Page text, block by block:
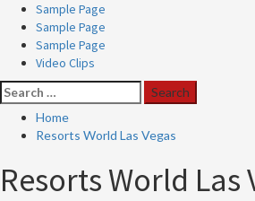
Sample Page
Sample Page
Sample Page
Video Clips
Search
for:
Home
Resorts World Las Vegas
Resorts World Las